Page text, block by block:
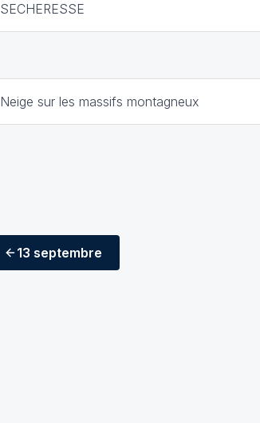
SECHERESSE
Neige sur les massifs montagneux
13 septembre